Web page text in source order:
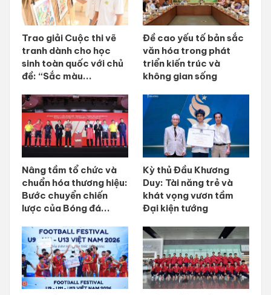
Trao giải Cuộc thi vẽ
tranh dành cho học
sinh toàn quốc với chủ
đề: “Sắc màu...
Đề cao yếu tố bản sắc
văn hóa trong phát
triển kiến trúc và
không gian sống
Nâng tầm tổ chức và
chuẩn hóa thương hiệu:
Bước chuyển chiến
lược của Bóng đá...
Kỳ thủ Đầu Khương
Duy: Tài năng trẻ và
khát vọng vươn tầm
Đại kiện tướng